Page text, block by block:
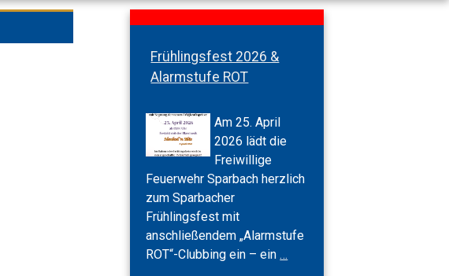
Frühlingsfest 2026 &
Alarmstufe ROT
Am 25. April
2026 lädt die
Freiwillige
Feuerwehr Sparbach herzlich
zum Sparbacher
Frühlingsfest mit
anschließendem „Alarmstufe
ROT“-Clubbing ein – ein…